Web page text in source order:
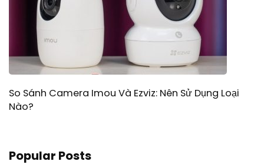
So Sánh Camera Imou Và Ezviz: Nên Sử Dụng Loại
Nào?
Popular Posts